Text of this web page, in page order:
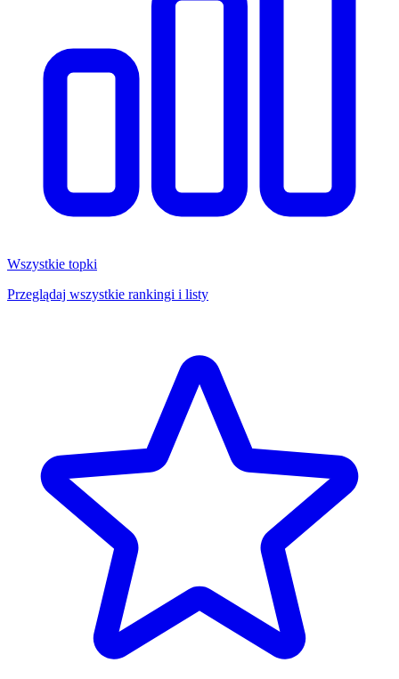
Wszystkie topki
Przeglądaj wszystkie rankingi i listy